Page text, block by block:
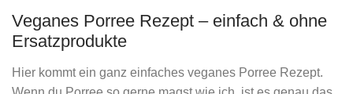
Veganes Porree Rezept – einfach & ohne
Ersatzprodukte
Hier kommt ein ganz einfaches veganes Porree Rezept.